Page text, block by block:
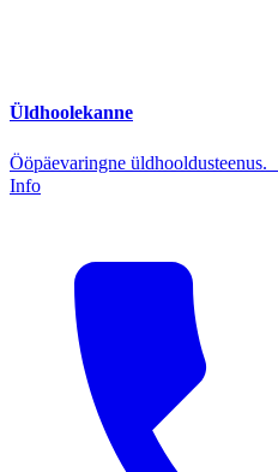
Üldhoolekanne
Ööpäevaringne üldhooldusteenus.
Info